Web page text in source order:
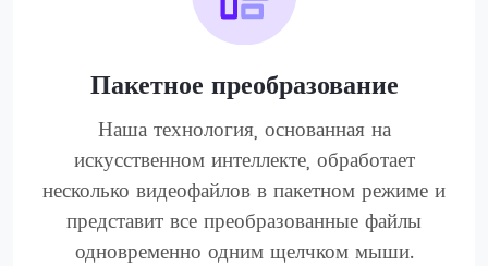
Пакетное преобразование
Наша технология, основанная на
искусственном интеллекте, обработает
несколько видеофайлов в пакетном режиме и
представит все преобразованные файлы
одновременно одним щелчком мыши.